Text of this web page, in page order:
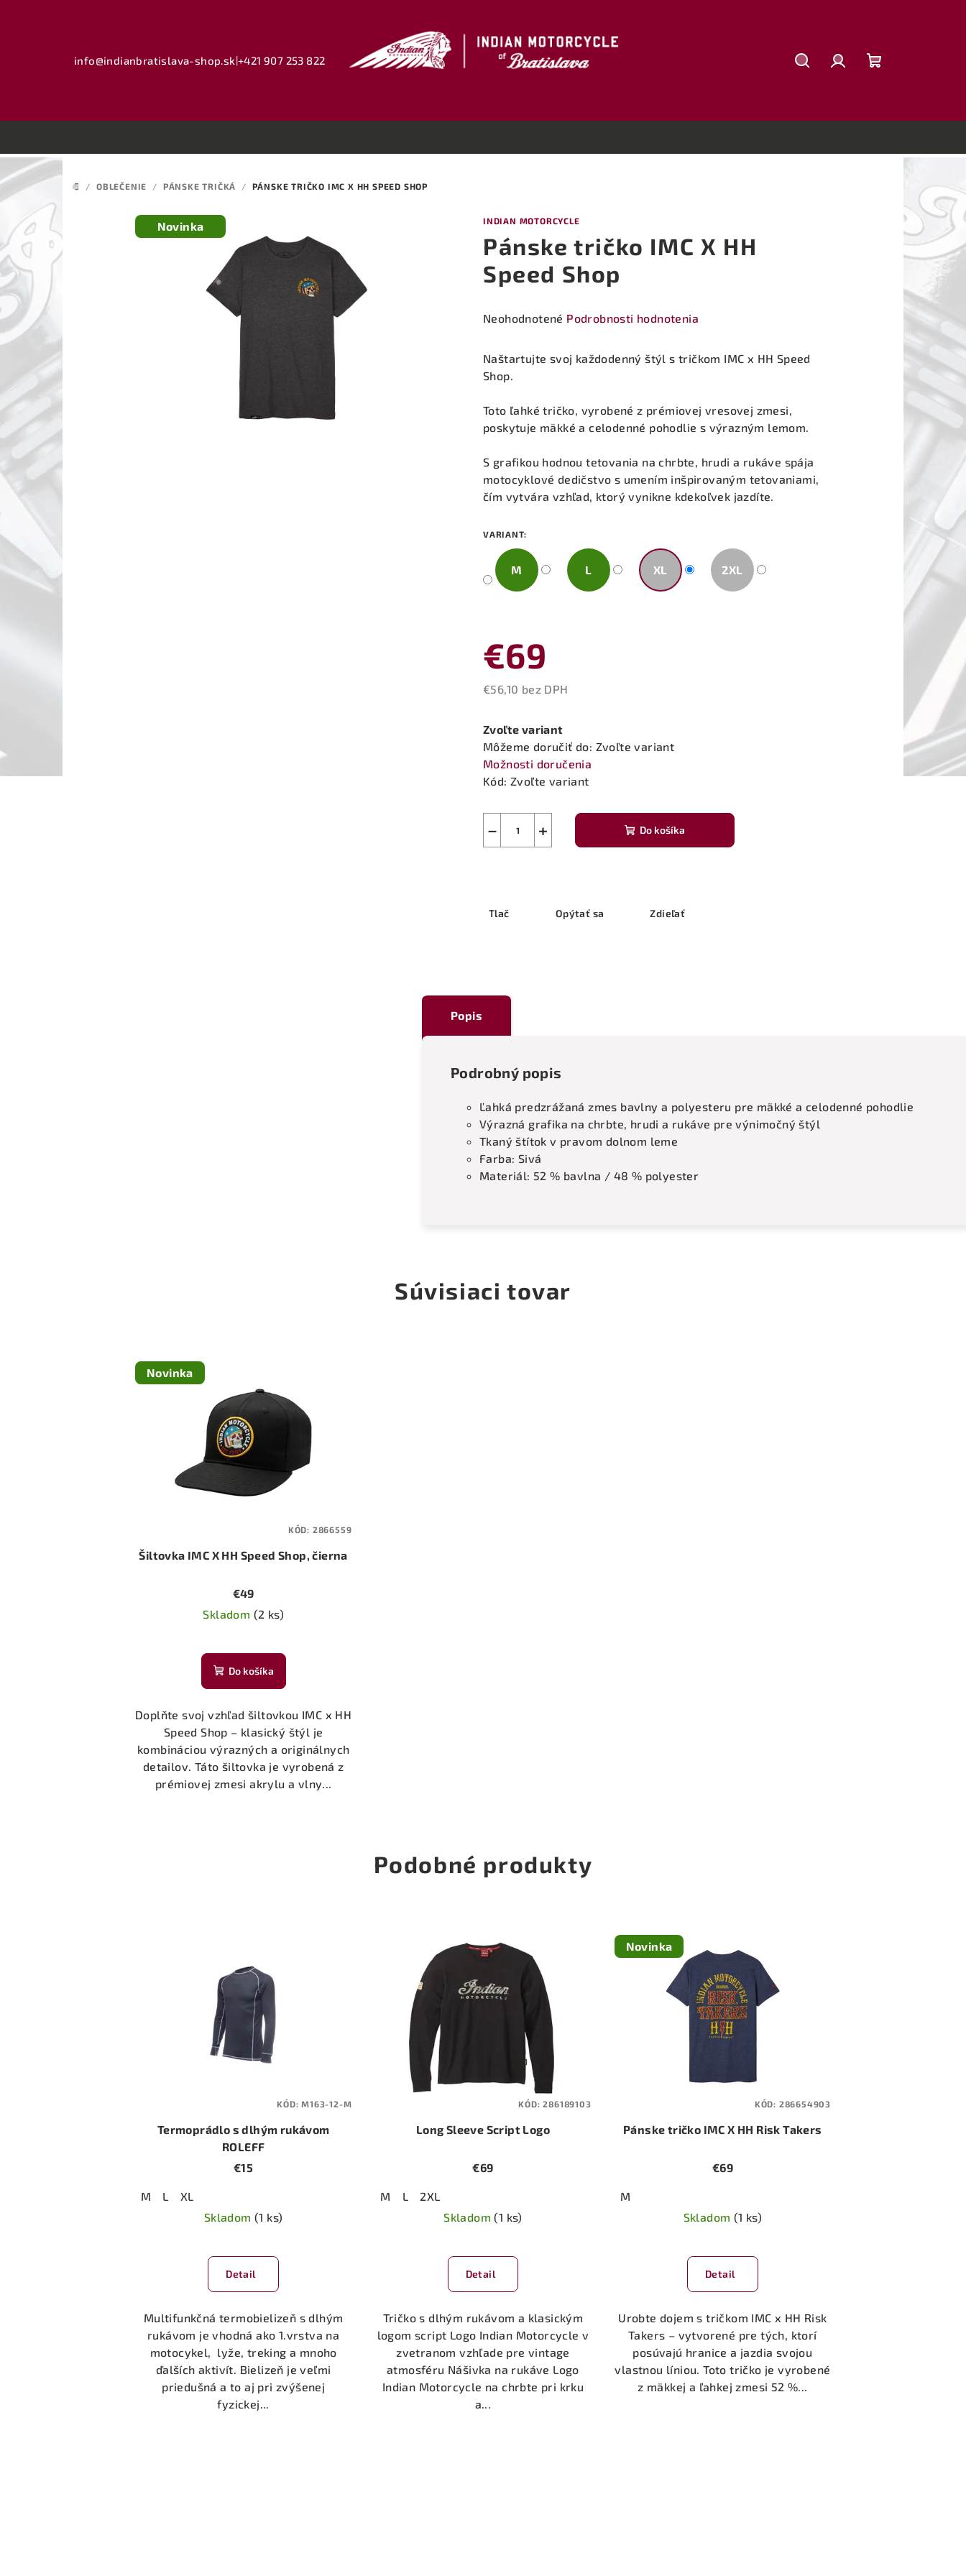
info@indianbratislava-shop.sk|+421 907 253 822
košík
DOMOV
/ OBLEČENIE / PÁNSKE TRIČKÁ / PÁNSKE TRIČKO IMC X HH SPEED SHOP
INDIAN MOTORCYCLE
Pánske tričko IMC X HH
Speed Shop
Priemerné
produktu
je
hviezdičiek.
Neohodnotené Podrobnosti hodnotenia
Naštartujte svoj každodenný štýl s tričkom IMC x HH Speed ​​
Shop.
Toto ľahké tričko, vyrobené z prémiovej vresovej zmesi,
poskytuje mäkké a celodenné pohodlie s výrazným lemom.
S grafikou hodnou tetovania na chrbte, hrudi a rukáve spája
motocyklové dedičstvo s umením inšpirovaným tetovaniami,
čím vytvára vzhľad, ktorý vynikne kdekoľvek jazdíte.
VARIANT:
M L XL 2XL
€69
€56,10 bez DPH
cena:
Zvoľte variant
Môžeme doručiť do: Zvoľte variant
Možnosti doručenia
Kód: Zvoľte variant
+
− Do košíka
Tlač Opýtať sa Zdieľať
Novinka
Popis
Podrobný popis
Ľahká predzrážaná zmes bavlny a polyesteru pre mäkké a celodenné pohodlie
Výrazná grafika na chrbte, hrudi a rukáve pre výnimočný štýl
Tkaný štítok v pravom dolnom leme
Farba: Sivá
Materiál: 52 % bavlna / 48 % polyester
Súvisiaci tovar
Novinka
Šiltovka IMC X HH Speed Shop, čierna
€49
Skladom (2 ks)
Do košíka
Doplňte svoj vzhľad šiltovkou IMC x HH
Speed ​​Shop – klasický štýl je
kombináciou výrazných a originálnych
detailov. Táto šiltovka je vyrobená z
prémiovej zmesi akrylu a vlny...
KÓD: 2866559
Podobné produkty
Termoprádlo s dlhým rukávom
ROLEFF
€15
M L
XL
Skladom(1 ks)
Detail
Multifunkčná termobielizeň s dlhým
rukávom je vhodná ako 1.vrstva na
motocykel, lyže, treking a mnoho
ďalších aktivít. Bielizeň je veľmi
priedušná a to aj pri zvýšenej
fyzickej...
KÓD:M163-12-M
Long Sleeve Script Logo
€69
M L
2XL
Skladom(1 ks)
hodnotenie
produktu
je
5,0
5
hviezdičiek.
Detail
Tričko s dlhým rukávom a klasickým
logom script Logo Indian Motorcycle v
zvetranom vzhľade pre vintage
atmosféru Nášivka na rukáve Logo
Indian Motorcycle na chrbte pri krku
a...
KÓD:286189103
Novinka
Pánske tričko IMC X HH Risk Takers
€69
M
Skladom (1 ks)
Detail
Urobte dojem s tričkom IMC x HH Risk
Takers – vytvorené pre tých, ktorí
posúvajú hranice a jazdia svojou
vlastnou líniou. Toto tričko je vyrobené
z mäkkej a ľahkej zmesi 52 %...
KÓD: 286654903